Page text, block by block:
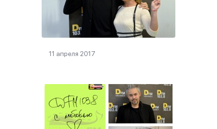
11 апреля 2017